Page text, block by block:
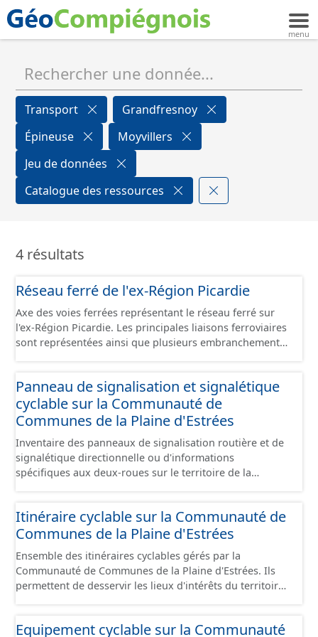
Transport
Grandfresnoy
Épineuse
Moyvillers
Jeu de données
Catalogue des ressources
4 résultats
Réseau ferré de l'ex-Région Picardie
Axe des voies ferrées représentant le réseau ferré sur
l'ex-Région Picardie. Les principales liaisons ferroviaires
sont représentées ainsi que plusieurs embranchements
sont désaffectées mais sont toujours physiquement
présentes sur le terrain.
Panneau de signalisation et signalétique
cyclable sur la Communauté de
Communes de la Plaine d'Estrées
Inventaire des panneaux de signalisation routière et de
signalétique directionnelle ou d'informations
spécifiques aux deux-roues sur le territoire de la
en cours de réalisation. Cet inventaire est en cours, la
donnée n'est donc pas exhaustive.
Itinéraire cyclable sur la Communauté de
Communes de la Plaine d'Estrées
Ensemble des itinéraires cyclables gérés par la
Communauté de Communes de la Plaine d'Estrées. Ils
permettent de desservir les lieux d'intérêts du territoire
de bonnes conditions. Ils peuvent emprunter tout type
Equipement cyclable sur la Communauté